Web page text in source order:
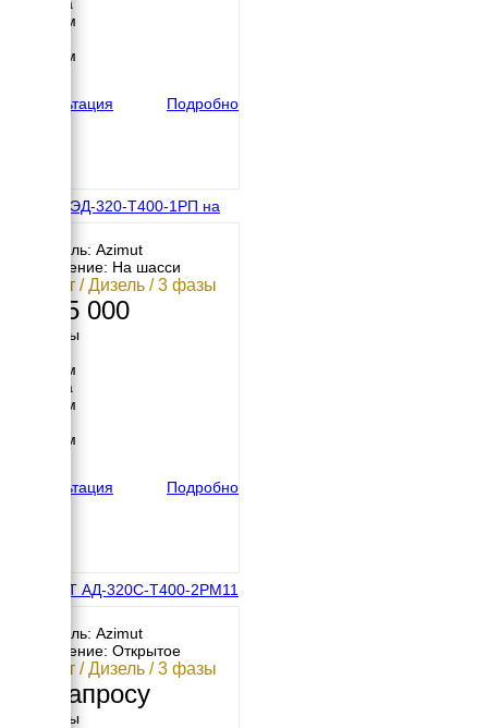
1600 мм
1950 мм
Консультация
Подробно
Азимут ЭД-320-Т400-1РП на
Двигатель: Azimut
Исполнение: На шасси
320 кВт / Дизель / 3 фазы
3 125 000
Размеры
5800 мм
Ширина
2480 мм
4400 мм
Консультация
Подробно
АЗИМУТ АД-320С-Т400-2РМ11
Двигатель: Azimut
Исполнение: Открытое
320 кВт / Дизель / 3 фазы
По запросу
Размеры